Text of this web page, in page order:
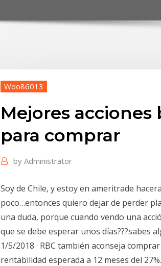
Woo86013
Mejores acciones
para comprar
by Administrator
Soy de Chile, y estoy en ameritrade
poco…entonces quiero dejar de perder
una duda, porque cuando vendo una
que se debe esperar unos días???sabes
1/5/2018 · RBC también aconseja
rentabilidad esperada a 12 meses del